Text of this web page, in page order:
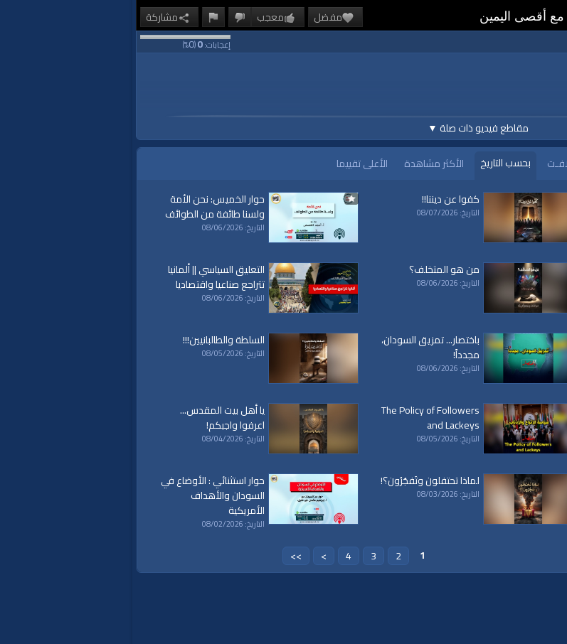
مفضل معجب مشاركة
إعجابات:0
(
0
%)
مقاطع فيديو ذات صلة ▼
بحسب التاريخ الأكثر مشاهدة
الأعلى تقييما
كفوا عن ديننا!!
التاريخ: 08/07/2026
حوار الخميس: نحن الأمة
ولسنا طائفة من الطوائف
التاريخ: 08/06/2026
من هو المتخلف؟
التاريخ: 08/06/2026
التعليق السياسي || ألمانيا
تتراجع صناعيا واقتصاديا
التاريخ: 08/06/2026
باختصار... تمزيق السودان،
مجدداً!
التاريخ: 08/06/2026
السلطة والطالبانيين!!!
التاريخ: 08/05/2026
The Policy of Followers
and Lackeys
التاريخ: 08/05/2026
يا أهل بيت المقدس...
اعرفوا واجبكم!
التاريخ: 08/04/2026
لماذا تحتفلون وتَفجُرُون؟!
التاريخ: 08/03/2026
حوار استثنائي : الأوضاع في
السودان والأهداف
الأمريكية
التاريخ: 08/02/2026
1
2
3
4
>
>>